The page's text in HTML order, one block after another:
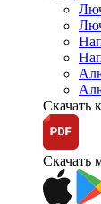
Скачать
Скачать